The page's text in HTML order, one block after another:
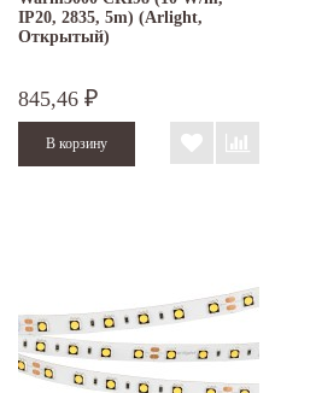
IP20, 2835, 5m) (Arlight,
Открытый)
845,46 ₽